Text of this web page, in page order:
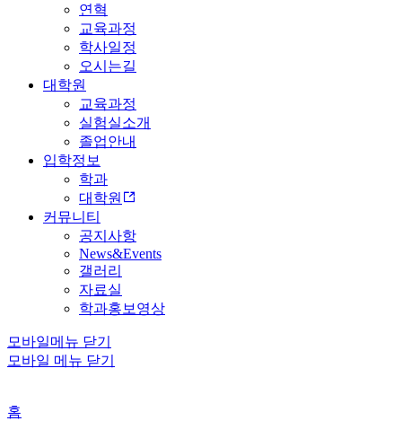
연혁
교육과정
학사일정
오시는길
대학원
교육과정
실험실소개
졸업안내
입학정보
학과
대학원
커뮤니티
공지사항
News&Events
갤러리
자료실
학과홍보영상
모바일메뉴 닫기
모바일 메뉴 닫기
홈